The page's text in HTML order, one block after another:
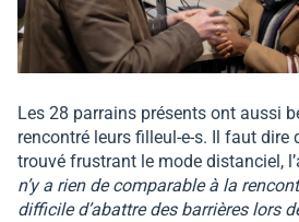
Les 28 parrains présents ont aussi
rencontré leurs filleul-e-s. Il faut dire
trouvé frustrant le mode distanciel,
n’y a rien de comparable à la
difficile d’abattre des barrières lors